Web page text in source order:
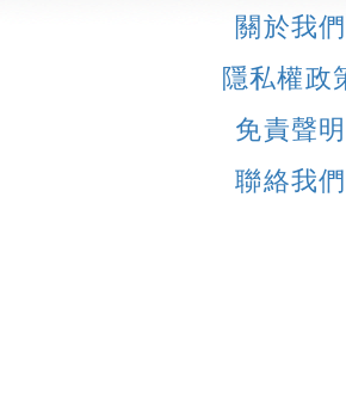
關於我們
隱私權政
免責聲明
聯絡我們